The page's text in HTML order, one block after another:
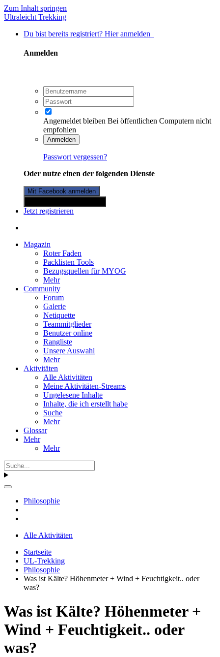
Zum Inhalt springen
Ultraleicht Trekking
Du bist bereits registriert? Hier anmelden
Anmelden
Angemeldet bleiben Bei öffentlichen Computern nicht
empfohlen
Anmelden
Passwort vergessen?
Oder nutze einen der folgenden Dienste
Mit Facebook anmelden
Jetzt registrieren
Magazin
Roter Faden
Packlisten Tools
Bezugsquellen für MYOG
Mehr
Community
Forum
Galerie
Netiquette
Teammitglieder
Benutzer online
Rangliste
Unsere Auswahl
Mehr
Aktivitäten
Alle Aktivitäten
Meine Aktivitäten-Streams
Ungelesene Inhalte
Inhalte, die ich erstellt habe
Suche
Mehr
Glossar
Mehr
Mehr
Philosophie
Alle Aktivitäten
Startseite
UL-Trekking
Philosophie
Was ist Kälte? Höhenmeter + Wind + Feuchtigkeit.. oder
was?
Was ist Kälte? Höhenmeter +
Wind + Feuchtigkeit.. oder
was?